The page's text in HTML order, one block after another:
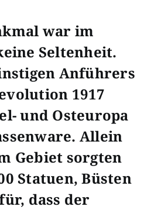
war im
Seltenheit.
Anführers
1917
und Osteuropa
Allein
Gebiet sorgten
Statuen, Büsten
dass der